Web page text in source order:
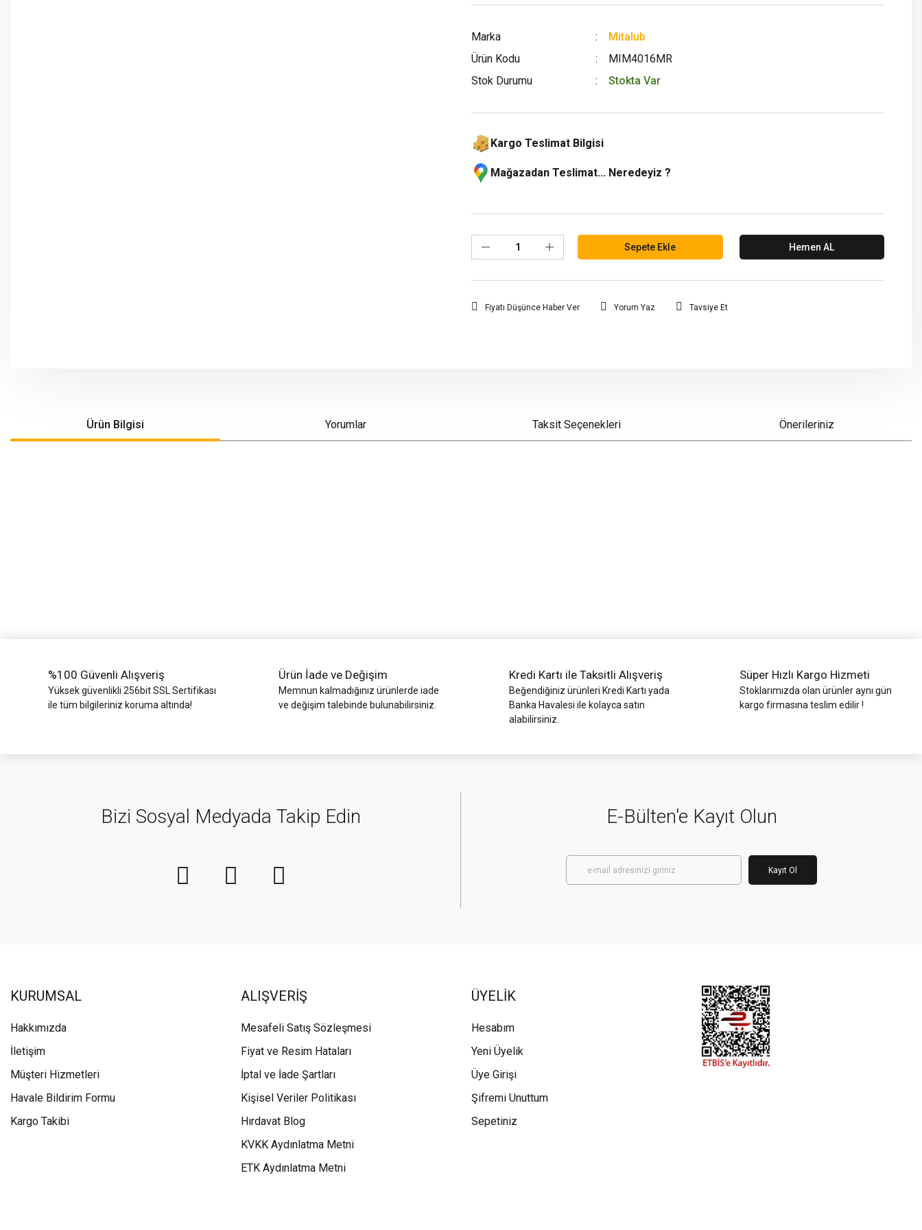
Marka
Mitalub
Ürün Kodu
MIM4016MR
Stok Durumu
Stokta Var
Kargo Teslimat Bilgisi
Mağazadan Teslimat... Neredeyiz ?
Sepete Ekle Hemen AL
Fiyatı Düşünce Haber Ver Yorum Yaz Tavsiye Et
Ürün Bilgisi Yorumlar Taksit Seçenekleri Önerileriniz
%100 Güvenli Alışveriş
Yüksek güvenlikli 256bit SSL Sertifikası
ile tüm bilgileriniz koruma altında!
Ürün İade ve Değişim
Memnun kalmadığınız ürünlerde iade
ve değişim talebinde bulunabilirsiniz.
Kredi Kartı ile Taksitli Alışveriş
Beğendiğiniz ürünleri Kredi Kartı yada
Banka Havalesi ile kolayca satın
alabilirsiniz.
Süper Hızlı Kargo Hizmeti
Stoklarımızda olan ürünler aynı gün
kargo firmasına teslim edilir !
Bizi Sosyal Medyada Takip Edin E-Bülten'e Kayıt Olun
Kayıt Ol
KURUMSAL
Hakkımızda
İletişim
Müşteri Hizmetleri
Havale Bildirim Formu
Kargo Takibi
ALIŞVERİŞ
Mesafeli Satış Sözleşmesi
Fiyat ve Resim Hataları
İptal ve İade Şartları
Kişisel Veriler Politikası
Hırdavat Blog
KVKK Aydınlatma Metni
ETK Aydınlatma Metni
ÜYELİK
Hesabım
Yeni Üyelik
Üye Girişi
Şifremi Unuttum
Sepetiniz